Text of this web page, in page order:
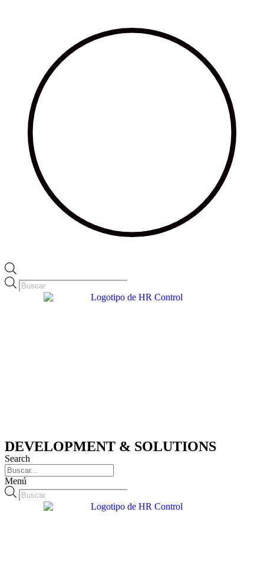
Búsqueda
de
productos
DEVELOPMENT & SOLUTIONS
Search
Menú
Búsqueda
de
productos